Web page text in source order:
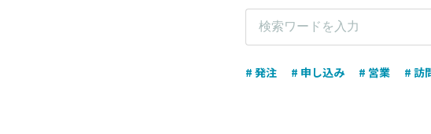
# 発注 # 申し込み # 営業 # 訪